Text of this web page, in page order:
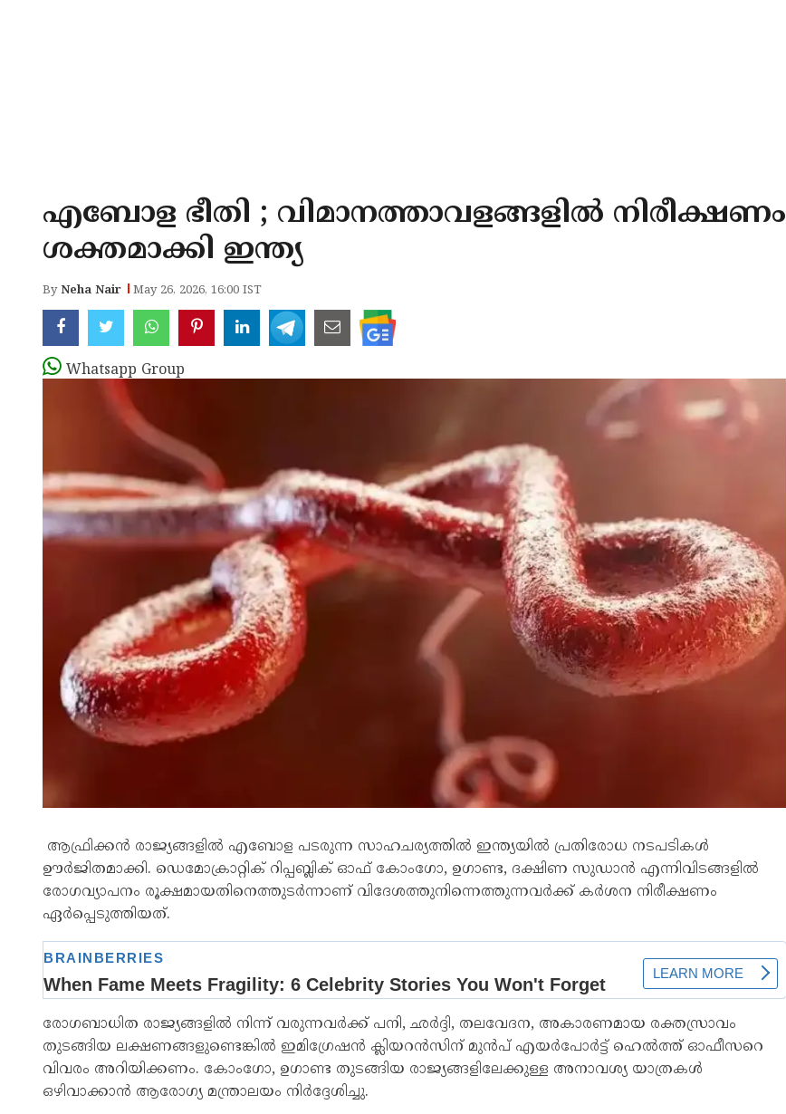
എബോള ഭീതി ; വിമാനത്താവളങ്ങളിൽ നിരീക്ഷണം
ശക്തമാക്കി ഇന്ത്യ
ByNeha Nair May 26, 2026, 16:00 IST
Whatsapp Group
ആഫ്രിക്കൻ രാജ്യങ്ങളിൽ എബോള പടരുന്ന സാഹചര്യത്തിൽ ഇന്ത്യയിൽ പ്രതിരോധ നടപടികൾ
ഊർജിതമാക്കി. ഡെമോക്രാറ്റിക് റിപ്പബ്ലിക് ഓഫ് കോംഗോ, ഉഗാണ്ട, ദക്ഷിണ സുഡാൻ എന്നിവിടങ്ങളിൽ
രോഗവ്യാപനം രൂക്ഷമായതിനെത്തുടർന്നാണ് വിദേശത്തുനിന്നെത്തുന്നവർക്ക് കർശന നിരീക്ഷണം
ഏർപ്പെടുത്തിയത്.
രോഗബാധിത രാജ്യങ്ങളിൽ നിന്ന് വരുന്നവർക്ക് പനി, ഛർദ്ദി, തലവേദന, അകാരണമായ രക്തസ്രാവം
തുടങ്ങിയ ലക്ഷണങ്ങളുണ്ടെങ്കിൽ ഇമിഗ്രേഷൻ ക്ലിയറൻസിന് മുൻപ് എയർപോർട്ട് ഹെൽത്ത് ഓഫീസറെ
വിവരം അറിയിക്കണം. കോംഗോ, ഉഗാണ്ട തുടങ്ങിയ രാജ്യങ്ങളിലേക്കുള്ള അനാവശ്യ യാത്രകൾ
ഒഴിവാക്കാൻ ആരോഗ്യ മന്ത്രാലയം നിർദ്ദേശിച്ചു.